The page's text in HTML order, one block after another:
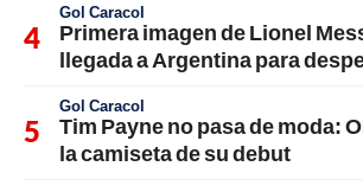
Gol Caracol
Primera imagen de Lionel
llegada a Argentina para
Gol Caracol
Tim Payne no pasa de moda:
la camiseta de su debut